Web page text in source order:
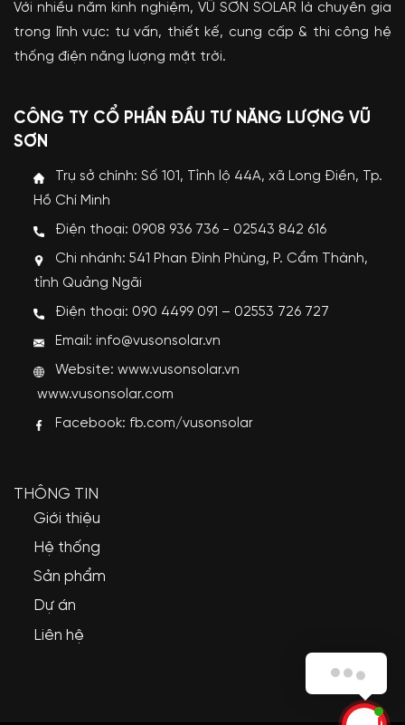
Với nhiều năm kinh nghiệm, VŨ SƠN SOLAR là chuyên gia
trong lĩnh vực: tư vấn, thiết kế, cung cấp & thi công hệ
thống điện năng lượng mặt trời.
CÔNG TY CỔ PHẦN ĐẦU TƯ NĂNG LƯỢNG VŨ
SƠN
Trụ sở chính: Số 101, Tỉnh lộ 44A, xã Long Điền, Tp.
Hồ Chí Minh
Điện thoại: 0908 936 736 - 02543 842 616
Chi nhánh: 541 Phan Đình Phùng, P. Cẩm Thành,
tỉnh Quảng Ngãi
Điện thoại: 090 4499 091 – 02553 726 727
Email: info@vusonsolar.vn
Website:www.vusonsolar.vn
www.vusonsolar.com
Facebook: fb.com/vusonsolar
THÔNG TIN
Giới thiệu
Hệ thống
Sản phẩm
Dự án
Liên hệ